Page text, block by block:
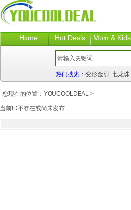
Home Hot Deals Mom & Kids
热门搜索： 变形金刚 七龙珠
您现在的位置： YOUCOOLDEAL >
当前ID不存在或尚未发布